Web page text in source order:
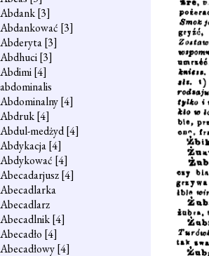
Abdank[3]
Abdankować [3]
Abderyta[3]
Abdhuci[3]
Abdimi[4]
abdominalis
Abdominalny[4]
Abdruk[4]
Abdul-medżyd[4]
Abdykacja[4]
Abdykować [4]
Abecadarjusz[4]
Abecadlarka
Abecadlarz
Abecadlnik[4]
Abecadło [4]
Abecadłowy[4]